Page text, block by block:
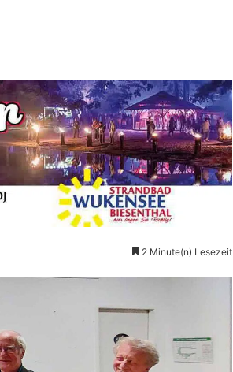
2 Minute(n) Lesezeit